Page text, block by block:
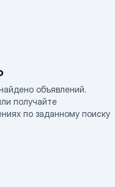
объявлений.
получайте
по заданному поиску